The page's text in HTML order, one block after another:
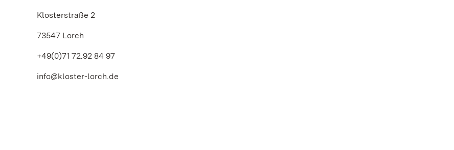
Klosterstraße 2
73547 Lorch
+49(0)71 72.92 84 97
info@kloster-lorch.de